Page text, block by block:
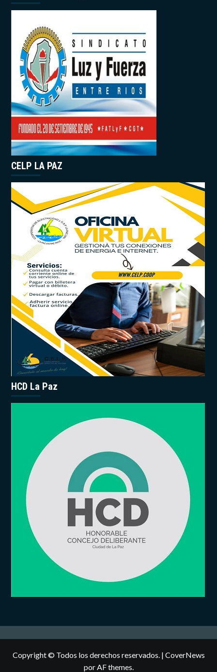
CELP LA PAZ
HCD La Paz
Copyright © Todos los derechos reservados. | CoverNews
por AF themes.